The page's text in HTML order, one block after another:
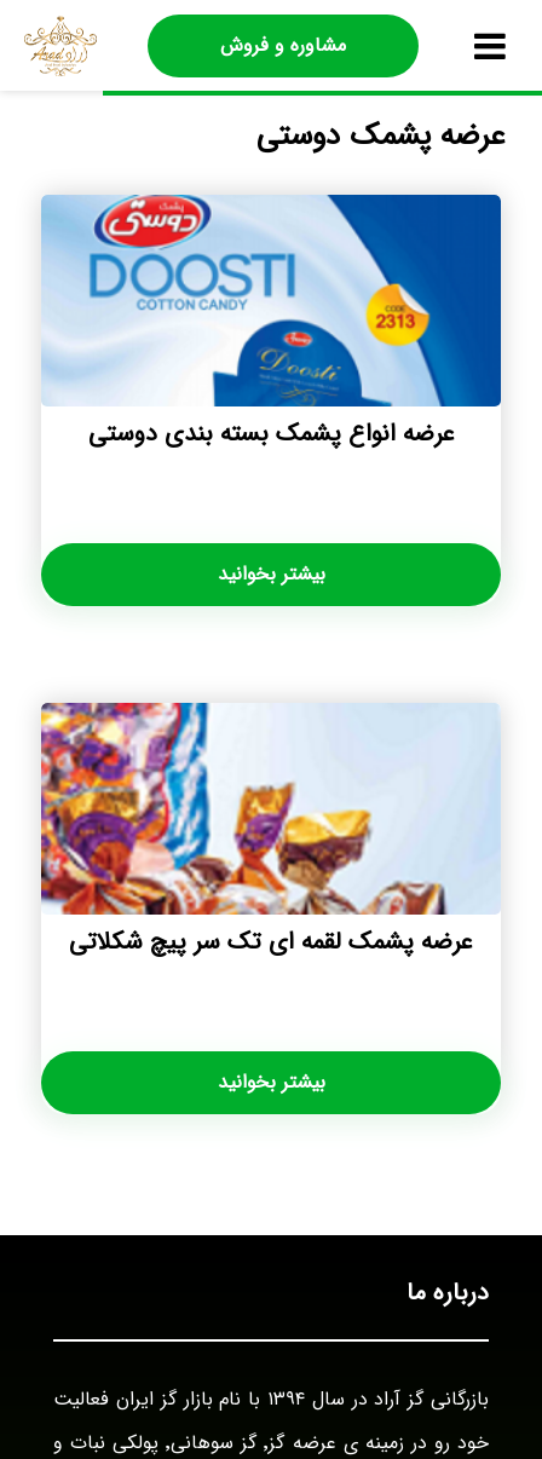
مشاوره و فروش
عرضه پشمک دوستی
عرضه انواع پشمک بسته بندی دوستی
بیشتر بخوانید
عرضه پشمک لقمه ای تک سر پیچ شکلاتی
بیشتر بخوانید
درباره ما
بازرگانی گز آراد در سال ۱۳۹۴ با نام بازار گز ایران فعالیت
خود رو در زمینه ی عرضه گز٬ گز سوهانی٬ پولکی نبات و